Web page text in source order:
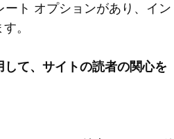
ト オプションがあり、イン
。
て、サイトの読者の関心を